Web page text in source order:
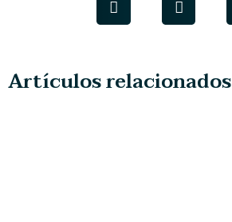
Artículos relacionados